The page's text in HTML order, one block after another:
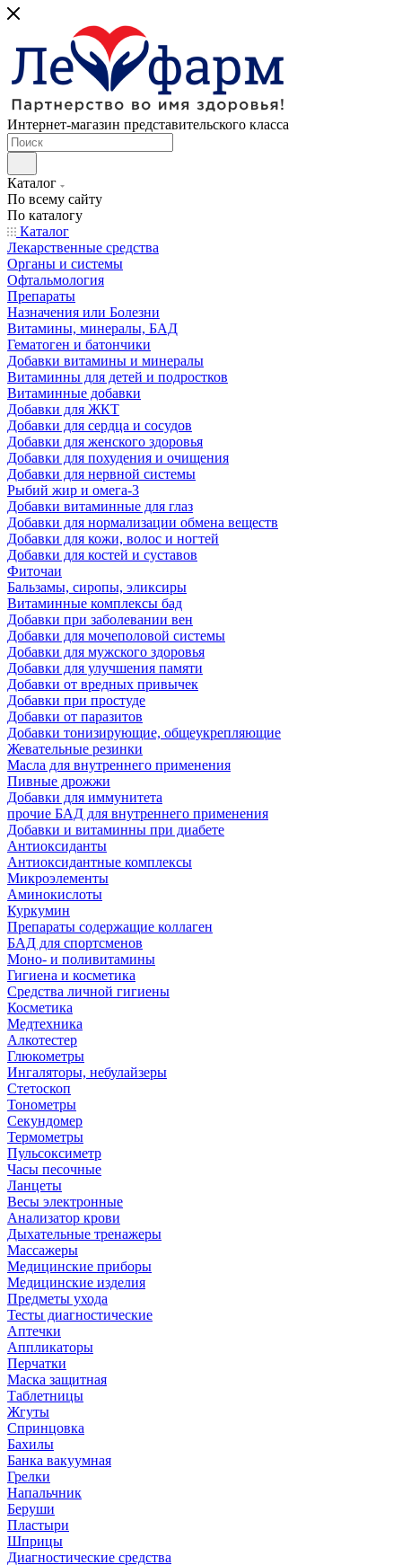
Интернет-магазин представительского класса
Каталог
По всему сайту
По каталогу
Каталог
Лекарственные средства
Органы и системы
Офтальмология
Препараты
Назначения или Болезни
Витамины, минералы, БАД
Гематоген и батончики
Добавки витамины и минералы
Витаминны для детей и подростков
Витаминные добавки
Добавки для ЖКТ
Добавки для сердца и сосудов
Добавки для женского здоровья
Добавки для похудения и очищения
Добавки для нервной системы
Рыбий жир и омега-3
Добавки витаминные для глаз
Добавки для нормализации обмена веществ
Добавки для кожи, волос и ногтей
Добавки для костей и суставов
Фиточаи
Бальзамы, сиропы, эликсиры
Витаминные комплексы бад
Добавки при заболевании вен
Добавки для мочеполовой системы
Добавки для мужского здоровья
Добавки для улучшения памяти
Добавки от вредных привычек
Добавки при простуде
Добавки от паразитов
Добавки тонизирующие, общеукрепляющие
Жевательные резинки
Масла для внутреннего применения
Пивные дрожжи
Добавки для иммунитета
прочие БАД для внутреннего применения
Добавки и витаминны при диабете
Антиоксиданты
Антиоксидантные комплексы
Микроэлементы
Аминокислоты
Куркумин
Препараты содержащие коллаген
БАД для спортсменов
Моно- и поливитамины
Гигиена и косметика
Средства личной гигиены
Косметика
Медтехника
Алкотестер
Глюкометры
Ингаляторы, небулайзеры
Стетоскоп
Тонометры
Секундомер
Термометры
Пульсоксиметр
Часы песочные
Ланцеты
Весы электронные
Анализатор крови
Дыхательные тренажеры
Массажеры
Медицинские приборы
Медицинские изделия
Предметы ухода
Тесты диагностические
Аптечки
Аппликаторы
Перчатки
Маска защитная
Таблетницы
Жгуты
Спринцовка
Бахилы
Банка вакуумная
Грелки
Напальчник
Беруши
Пластыри
Шприцы
Диагностические средства